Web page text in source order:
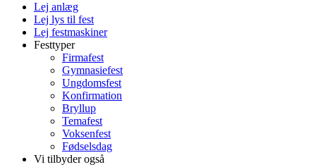
Lej anlæg
Lej lys til fest
Lej festmaskiner
Festtyper
Firmafest
Gymnasiefest
Ungdomsfest
Konfirmation
Bryllup
Temafest
Voksenfest
Fødselsdag
Vi tilbyder også